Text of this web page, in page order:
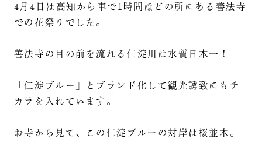
4月4日は高知から車で1時間ほどの所にある善法寺
での花祭りでした。
善法寺の目の前を流れる仁淀川は水質日本一！
「仁淀ブルー」とブランド化して観光誘致にもチ
カラを入れています。
お寺から見て、この仁淀ブルーの対岸は桜並木。